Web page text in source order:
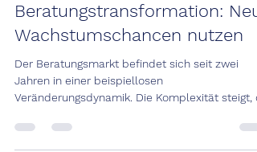
Erfolgsfaktoren. Externe Beratung kann diese
Beratungstransformation:
Wachstumschancen nutzen
Der Beratungsmarkt befindet sich seit zwei
Jahren in einer beispiellosen
Veränderungsdynamik. Die Komplexität steigt,
ist keine vorübergehende Phase – er verändert
grundlegend, wem Kunden vertrauen und